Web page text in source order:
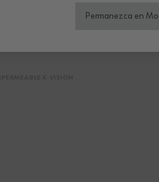
Permanezca en